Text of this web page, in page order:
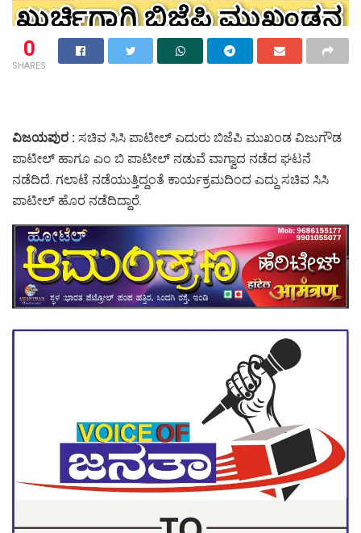
0
SHARES
ವಿಜಯಪುರ : ಸಚಿವ ಸಿಸಿ ಪಾಟೀಲ್ ಎದುರು ಬಿಜೆಪಿ ಮುಖಂಡ ವಿಜುಗೌಡ
ಪಾಟೀಲ್ ಹಾಗೂ ಎಂ ಬಿ ಪಾಟೀಲ್ ನಡುವೆ ವಾಗ್ವಾದ ನಡೆದ ಘಟನೆ
ನಡೆದಿದೆ. ಗಲಾಟೆ ನಡೆಯುತ್ತಿದ್ದಂತೆ ಕಾರ್ಯಕ್ರಮದಿಂದ ಎದ್ದು ಸಚಿವ ಸಿಸಿ
ಪಾಟೀಲ್ ಹೊರ ನಡೆದಿದ್ದಾರೆ.